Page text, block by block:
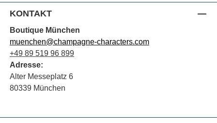
KONTAKT
Boutique München
muenchen@champagne-characters.com
+49 89 519 96 899
Adresse:
Alter Messeplatz 6
80339 München